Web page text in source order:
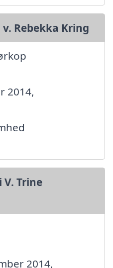
Rebekka Kring
2014,
Trine
2014,